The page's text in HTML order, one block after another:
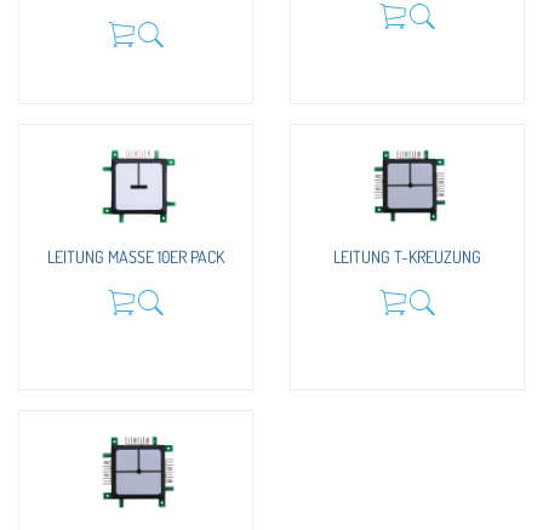
LEITUNG MASSE 10ER PACK LEITUNG T-KREUZUNG